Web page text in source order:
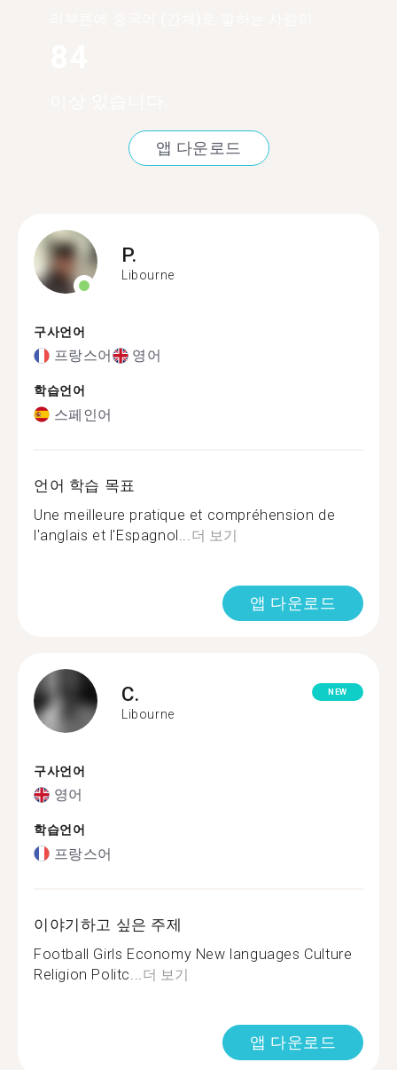
앱 다운로드
P.
Libourne
구사언어
프랑스어 영어
학습언어
스페인어
언어 학습 목표
Une meilleure pratique et compréhension de
l'anglais et l'Espagnol... 더 보기
앱 다운로드
C.
Libourne
NEW
구사언어
영어
학습언어
프랑스어
이야기하고 싶은 주제
Football Girls Economy New languages Culture
Religion Politc... 더 보기
앱 다운로드